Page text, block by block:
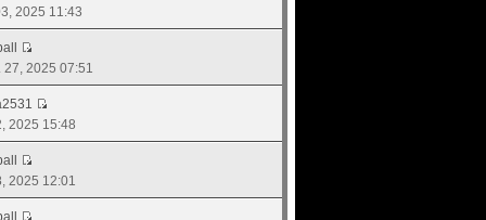
2025 11:43
2025 07:51
2025 15:48
2025 12:01